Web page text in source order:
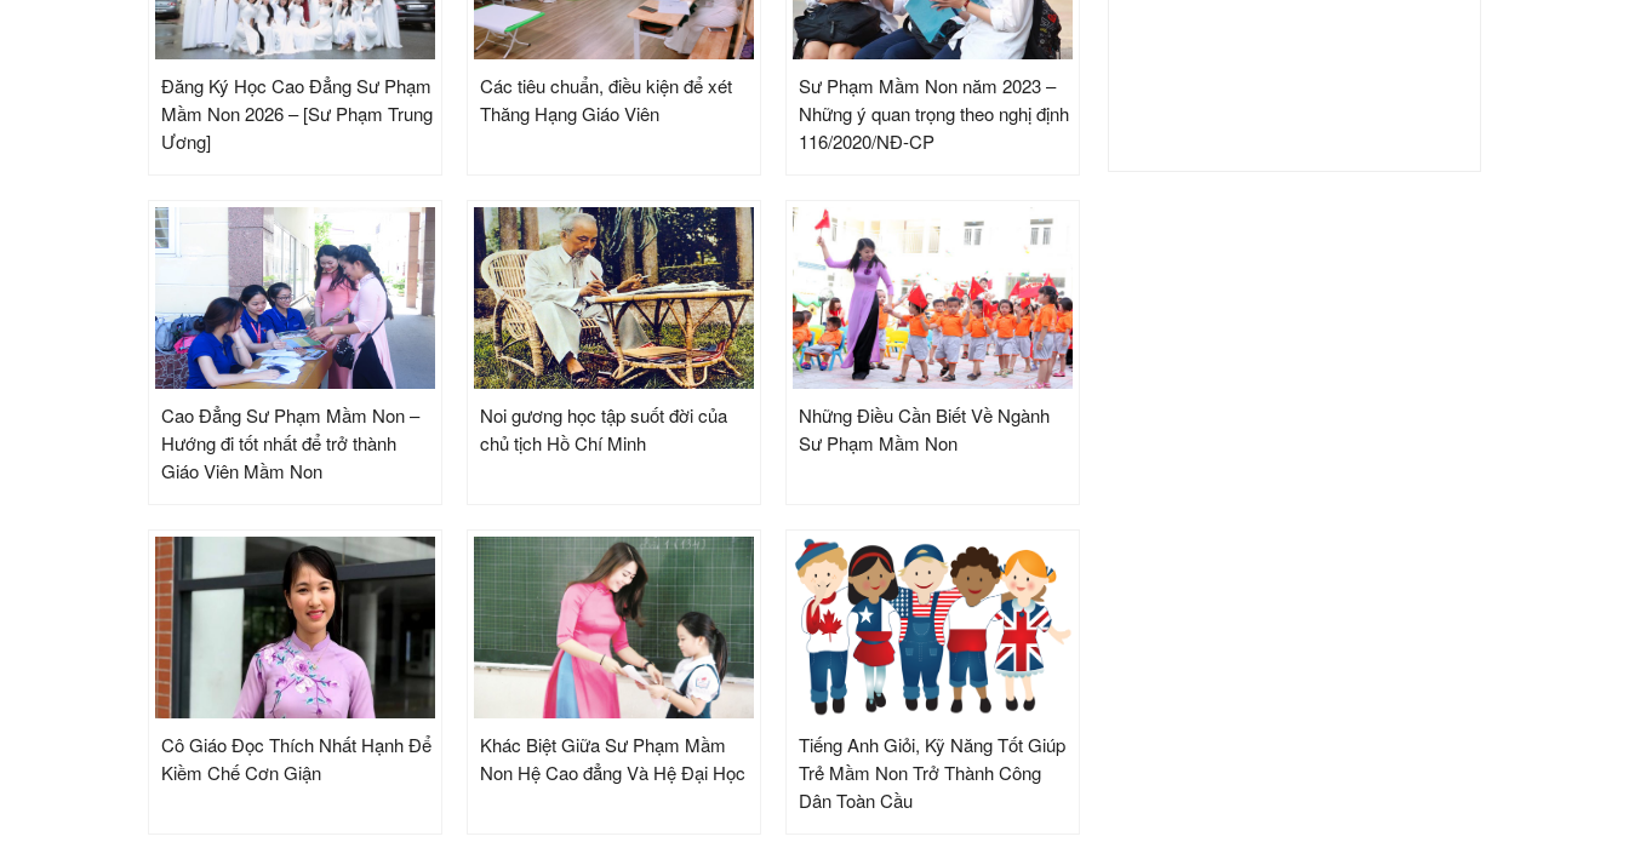
Đăng Ký Học Cao Đẳng Sư Phạm
Mầm Non 2026 – [Sư Phạm Trung
Ương]
Các tiêu chuẩn, điều kiện để xét
Thăng Hạng Giáo Viên
Sư Phạm Mầm Non năm 2023 –
Những ý quan trọng theo nghị định
116/2020/NĐ-CP
Cao Đẳng Sư Phạm Mầm Non –
Hướng đi tốt nhất để trở thành
Giáo Viên Mầm Non
Noi gương học tập suốt đời của
chủ tịch Hồ Chí Minh
Những Điều Cần Biết Về Ngành
Sư Phạm Mầm Non
Cô Giáo Đọc Thích Nhất Hạnh Để
Kiềm Chế Cơn Giận
Khác Biệt Giữa Sư Phạm Mầm
Non Hệ Cao đẳng Và Hệ Đại Học
Tiếng Anh Giỏi, Kỹ Năng Tốt Giúp
Trẻ Mầm Non Trở Thành Công
Dân Toàn Cầu